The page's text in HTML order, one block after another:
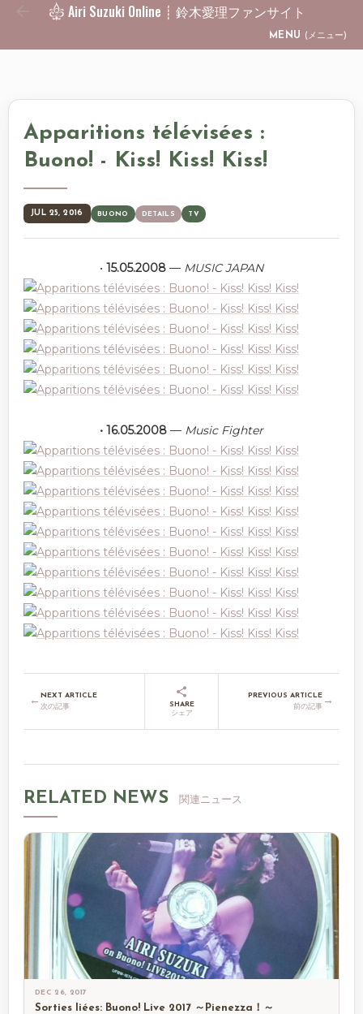
Skip to main content
Airi Suzuki Online ┊ 鈴木愛理ファンサイト
MENU (メニュー)
Apparitions télévisées :
Buono! - Kiss! Kiss! Kiss!
JUL 25, 2016 BUONO DETAILS TV
• 15.05.2008 — MUSIC JAPAN
• 16.05.2008 — Music Fighter
← NEXT ARTICLE
次の記事
SHARE
シェア
PREVIOUS ARTICLE
前の記事 →
RELATED NEWS 関連ニュース
DEC 26, 2017
Sorties liées: Buono! Live 2017 ～Pienezza！～